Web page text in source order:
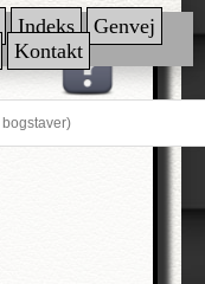
Indeks
Genvej
Kontakt